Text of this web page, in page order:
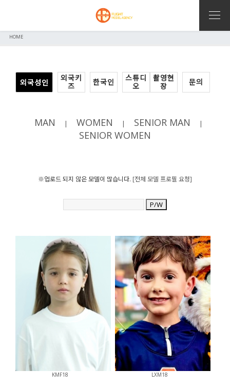
HOME
외국성인
외국키
즈
한국인
스튜디
오
촬영현
장
문의
MAN | WOMEN | SENIOR MAN |
SENIOR WOMEN
※업로드 되지 않은 모델이 많습니다. [전체 모델 프로필 요청]
P/W
KMF18 LXM18